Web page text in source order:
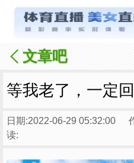
文章吧
等我老了，一定
日期:2022-06-29 05:32:00
读: